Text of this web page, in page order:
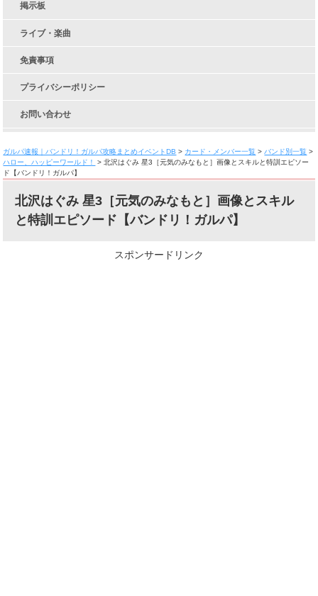
掲示板
ライブ・楽曲
免責事項
プライバシーポリシー
お問い合わせ
ガルパ速報｜バンドリ！ガルパ攻略まとめイベントDB > カード・メンバー一覧 > バンド別一覧 >
ハロー、ハッピーワールド！
>北沢はぐみ 星3［元気のみなもと］画像とスキルと特訓エピソー
ド【バンドリ！ガルパ】
北沢はぐみ 星3［元気のみなもと］画像とスキル
と特訓エピソード【バンドリ！ガルパ】
スポンサードリンク